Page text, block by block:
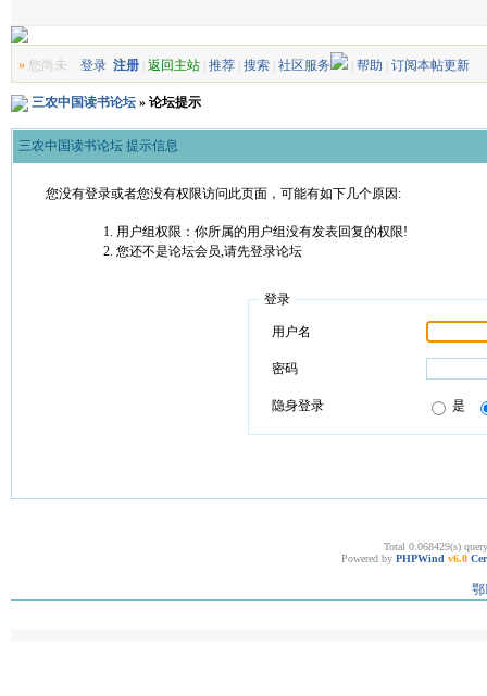
»您尚未 登录 注册| 返回主站| 推荐| 搜索| 社区服务 | 帮助 订阅本帖更新
三农中国读书论坛» 论坛提示
三农中国读书论坛 提示信息
您没有登录或者您没有权限访问此页面，可能有如下几个原因:
用户组权限：你所属的用户组没有发表回复的权限!
您还不是论坛会员,请先登录论坛
登录
用户名
密码
隐身登录 是
Total 0.068429(s)
Powered by PHPWind v6.0
鄂